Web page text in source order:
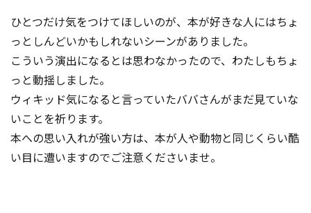
ひとつだけ気をつけてほしいのが、本が好きな人にはちょ
っとしんどいかもしれないシーンがありました。
こういう演出になるとは思わなかったので、わたしもちょ
っと動揺しました。
ウィキッド気になると言っていたババさんがまだ見ていな
いことを祈ります。
本への思い入れが強い方は、本が人や動物と同じくらい酷
い目に遭いますのでご注意くださいませ。